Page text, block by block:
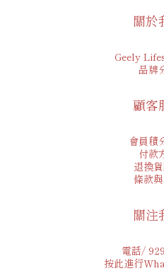
關於
Geely
品牌
顧客
會員積
付款
退換
條款
關注
電話/
按此進行